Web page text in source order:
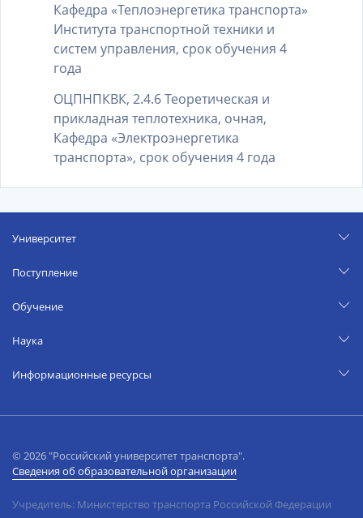
Кафедра «Теплоэнергетика транспорта»
Института транспортной техники и
систем управления, срок обучения 4
года
ОЦПНПКВК, 2.4.6 Теоретическая и
прикладная теплотехника, очная,
Кафедра «Электроэнергетика
транспорта», срок обучения 4 года
Университет
Поступление
Обучение
Наука
Информационные ресурсы
© 2026 "Российский университет транспорта".
Сведения об образовательной организации
Учредитель: Министерство транспорта Российской Федерации